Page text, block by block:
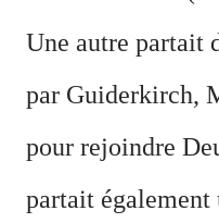
Une autre partait
par Guiderkirch,
pour rejoindre
partait également